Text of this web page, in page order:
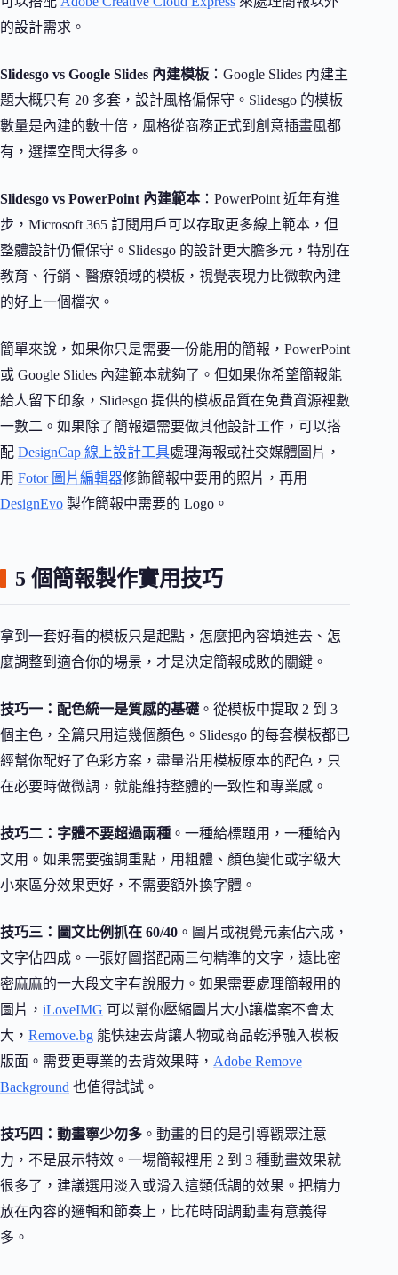
的設計需求。
Slidesgo vs Google Slides 內建模板 ：Google Slides 內建主
題大概只有 20 多套，設計風格偏保守。Slidesgo 的模板
數量是內建的數十倍，風格從商務正式到創意插畫風都
有，選擇空間大得多。
Slidesgo vs PowerPoint 內建範本：PowerPoint 近年有進
步，Microsoft 365 訂閱用戶可以存取更多線上範本，但
整體設計仍偏保守。Slidesgo 的設計更大膽多元，特別在
教育、行銷、醫療領域的模板，視覺表現力比微軟內建
的好上一個檔次。
簡單來說，如果你只是需要一份能用的簡報，PowerPoint
或 Google Slides 內建範本就夠了。但如果你希望簡報能
給人留下印象，Slidesgo 提供的模板品質在免費資源裡數
一數二。如果除了簡報還需要做其他設計工作，可以搭
配 DesignCap 線上設計工具處理海報或社交媒體圖片，
用 Fotor 圖片編輯器修飾簡報中要用的照片，再用
DesignEvo 製作簡報中需要的 Logo。
5 個簡報製作實用技巧
拿到一套好看的模板只是起點，怎麼把內容填進去、怎
麼調整到適合你的場景，才是決定簡報成敗的關鍵。
技巧一：配色統一是質感的基礎 。從模板中提取 2 到 3
個主色，全篇只用這幾個顏色。Slidesgo 的每套模板都已
經幫你配好了色彩方案，盡量沿用模板原本的配色，只
在必要時做微調，就能維持整體的一致性和專業感。
技巧二：字體不要超過兩種 。一種給標題用，一種給內
文用。如果需要強調重點，用粗體、顏色變化或字級大
小來區分效果更好，不需要額外換字體。
技巧三：圖文比例抓在 60/40 。圖片或視覺元素佔六成，
文字佔四成。一張好圖搭配兩三句精準的文字，遠比密
密麻麻的一大段文字有說服力。如果需要處理簡報用的
圖片， iLoveIMG 可以幫你壓縮圖片大小讓檔案不會太
大， Remove.bg 能快速去背讓人物或商品乾淨融入模板
版面。需要更專業的去背效果時， Adobe Remove
Background 也值得試試。
技巧四：動畫寧少勿多 。動畫的目的是引導觀眾注意
力，不是展示特效。一場簡報裡用 2 到 3 種動畫效果就
很多了，建議選用淡入或滑入這類低調的效果。把精力
放在內容的邏輯和節奏上，比花時間調動畫有意義得
多。